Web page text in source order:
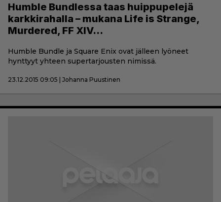
Humble Bundlessa taas huippupelejä
karkkirahalla – mukana Life is Strange,
Murdered, FF XIV…
Humble Bundle ja Square Enix ovat jälleen lyöneet
hynttyyt yhteen supertarjousten nimissä.
23.12.2015 09:05 | Johanna Puustinen